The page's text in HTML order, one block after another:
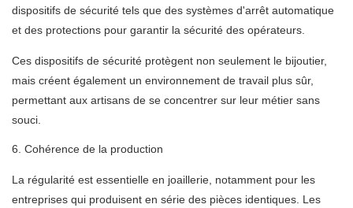
dispositifs de sécurité tels que des systèmes d'arrêt automatique
et des protections pour garantir la sécurité des opérateurs.
Ces dispositifs de sécurité protègent non seulement le bijoutier,
mais créent également un environnement de travail plus sûr,
permettant aux artisans de se concentrer sur leur métier sans
souci.
6. Cohérence de la production
La régularité est essentielle en joaillerie, notamment pour les
entreprises qui produisent en série des pièces identiques. Les